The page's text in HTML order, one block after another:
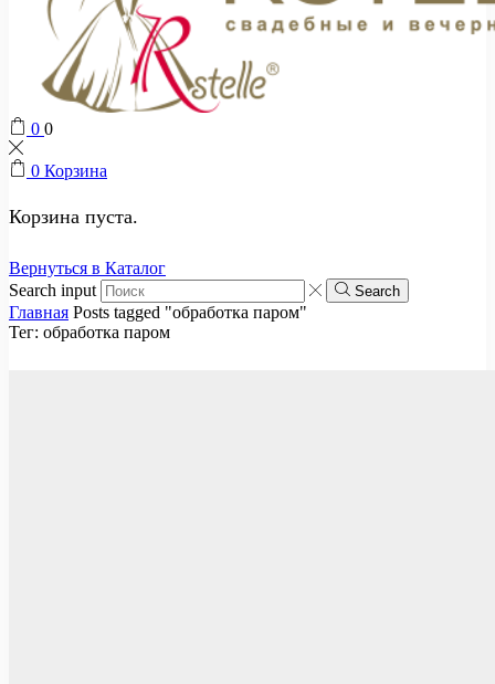
0 0
0 Корзина
Корзина пуста.
Вернуться в Каталог
Search input
Search
Главная Posts tagged "обработка паром"
Тег: обработка паром